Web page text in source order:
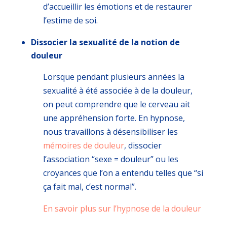
d’accueillir les émotions et de restaurer
l’estime de soi.
Dissocier la sexualité de la notion de
douleur
Lorsque pendant plusieurs années la
sexualité à été associée à de la douleur,
on peut comprendre que le cerveau ait
une appréhension forte. En hypnose,
nous travaillons à désensibiliser les
mémoires de douleur, dissocier
l’association “sexe = douleur” ou les
croyances que l’on a entendu telles que “si
ça fait mal, c’est normal”.
En savoir plus sur l’hypnose de la douleur